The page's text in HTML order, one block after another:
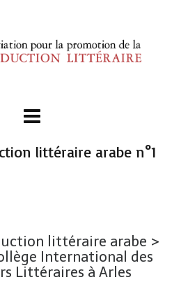
littéraire arabe n°1
littéraire arabe >
International des
Littéraires à Arles